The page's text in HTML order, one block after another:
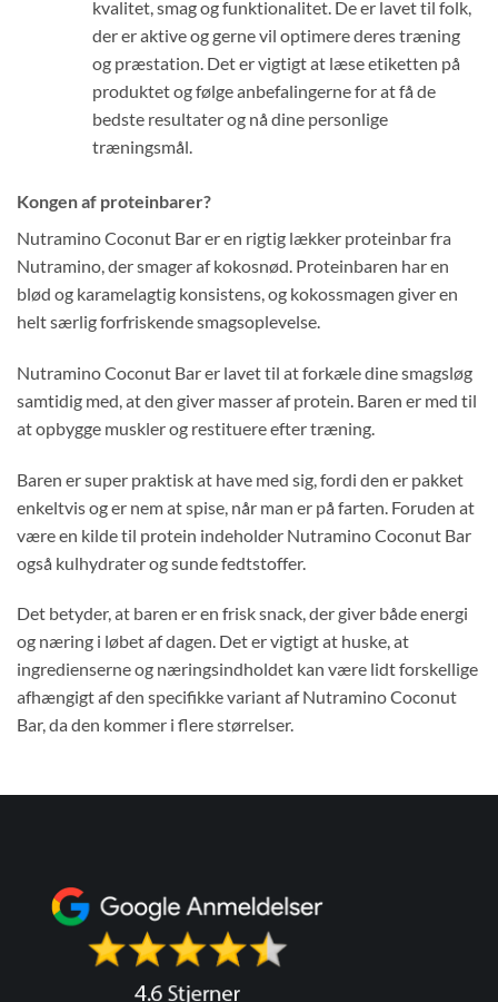
kvalitet, smag og funktionalitet. De er lavet til folk,
der er aktive og gerne vil optimere deres træning
og præstation. Det er vigtigt at læse etiketten på
produktet og følge anbefalingerne for at få de
bedste resultater og nå dine personlige
træningsmål.
Kongen af proteinbarer?
Nutramino Coconut Bar er en rigtig lækker proteinbar fra
Nutramino, der smager af kokosnød. Proteinbaren har en
blød og karamelagtig konsistens, og kokossmagen giver en
helt særlig forfriskende smagsoplevelse.
Nutramino Coconut Bar er lavet til at forkæle dine smagsløg
samtidig med, at den giver masser af protein. Baren er med til
at opbygge muskler og restituere efter træning.
Baren er super praktisk at have med sig, fordi den er pakket
enkeltvis og er nem at spise, når man er på farten. Foruden at
være en kilde til protein indeholder Nutramino Coconut Bar
også kulhydrater og sunde fedtstoffer.
Det betyder, at baren er en frisk snack, der giver både energi
og næring i løbet af dagen. Det er vigtigt at huske, at
ingredienserne og næringsindholdet kan være lidt forskellige
afhængigt af den specifikke variant af Nutramino Coconut
Bar, da den kommer i flere størrelser.